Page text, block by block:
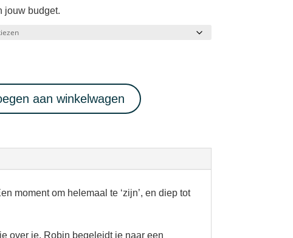
jouw budget.
aan winkelwagen
moment om helemaal te ‘zijn’, en diep tot
over je. Robin begeleidt je naar een